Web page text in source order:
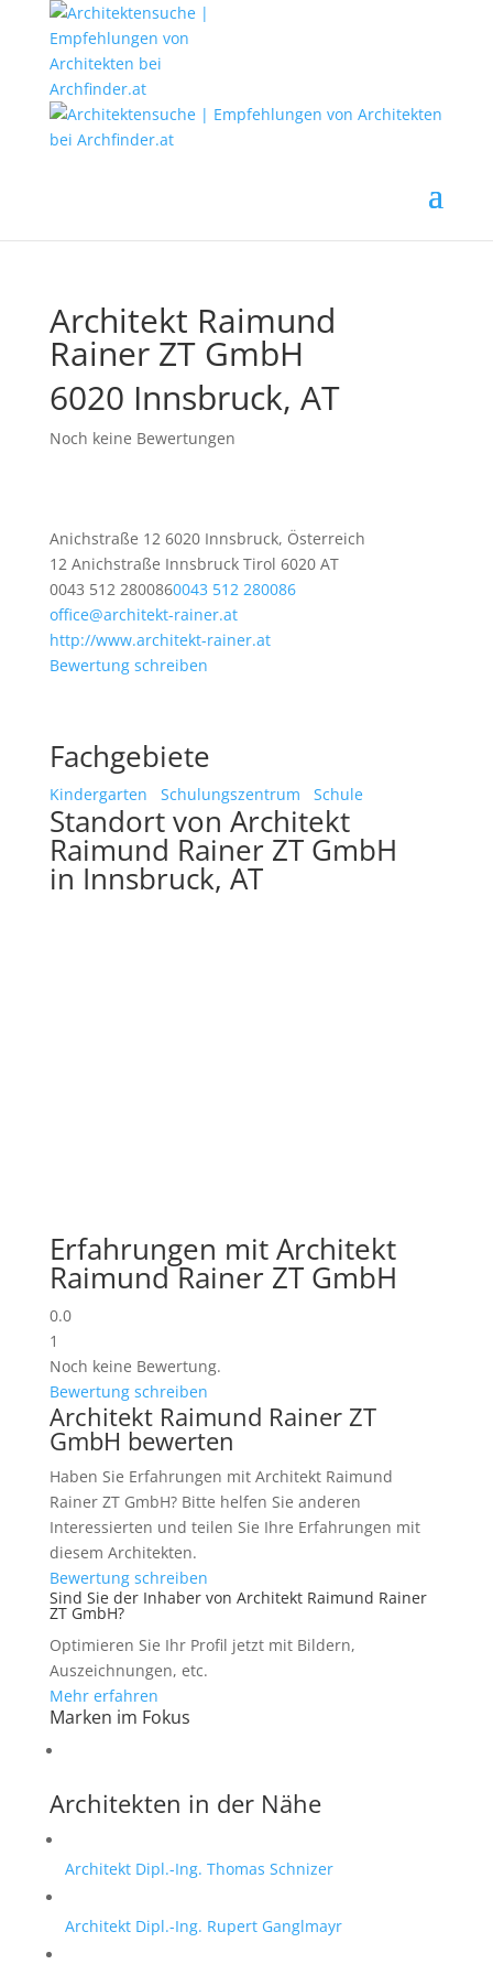
Architekt Raimund
Rainer ZT GmbH
6020 Innsbruck, AT
Noch keine Bewertungen
Anichstraße 12 6020 Innsbruck, Österreich
12 Anichstraße Innsbruck Tirol 6020 AT
0043 512 2800860043 512 280086
office@architekt-rainer.at
http://www.architekt-rainer.at
Bewertung schreiben
Fachgebiete
Kindergarten Schulungszentrum Schule
Standort von Architekt
Raimund Rainer ZT GmbH
in Innsbruck, AT
Erfahrungen mit Architekt
Raimund Rainer ZT GmbH
0.0
1
Noch keine Bewertung.
Bewertung schreiben
Architekt Raimund Rainer ZT
GmbH bewerten
Haben Sie Erfahrungen mit Architekt Raimund
Rainer ZT GmbH? Bitte helfen Sie anderen
Interessierten und teilen Sie Ihre Erfahrungen mit
diesem Architekten.
Bewertung schreiben
Sind Sie der Inhaber von Architekt Raimund Rainer
ZT GmbH?
Optimieren Sie Ihr Profil jetzt mit Bildern,
Auszeichnungen, etc.
Mehr erfahren
Marken im Fokus
Architekten in der Nähe
Architekt Dipl.-Ing. Thomas Schnizer
Architekt Dipl.-Ing. Rupert Ganglmayr